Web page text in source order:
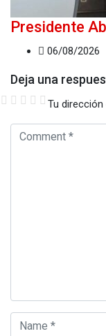
Presidente
06/08/2026
Deja una
Tu